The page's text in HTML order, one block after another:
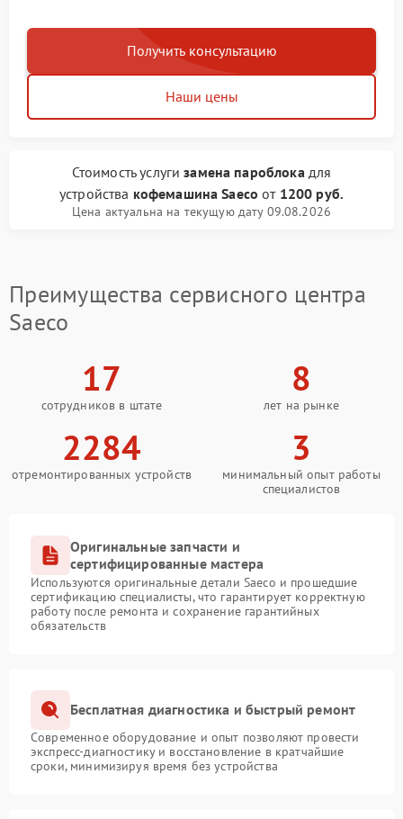
Получить консультацию
Наши цены
Стоимость услугизамена пароблока для
устройства кофемашина Saeco от 1200 руб.
Цена актуальна на текущую дату 09.08.2026
Преимущества сервисного центра
Saeco
17
сотрудников в штате
8
лет на рынке
2284
отремонтированных устройств
3
минимальный опыт работы
специалистов
Оригинальные запчасти и
сертифицированные мастера
Используются оригинальные детали Saeco и прошедшие
сертификацию специалисты, что гарантирует корректную
работу после ремонта и сохранение гарантийных
обязательств
Бесплатная диагностика и быстрый ремонт
Современное оборудование и опыт позволяют провести
экспресс-диагностику и восстановление в кратчайшие
сроки, минимизируя время без устройства